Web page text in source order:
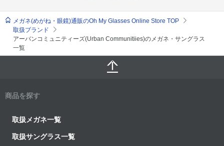
メガネ(めがね・眼鏡)通販のOh My Glasses Online Store TOP
取扱ブランド
アーバンコミュニティーズ(Urban Communitiies)のメガネ・サングラス
一覧
商品を探す
取扱メガネ一覧
取扱サングラス一覧